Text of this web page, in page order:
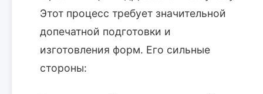
Этот процесс требует значительной
допечатной подготовки и
изготовления форм. Его сильные
стороны: